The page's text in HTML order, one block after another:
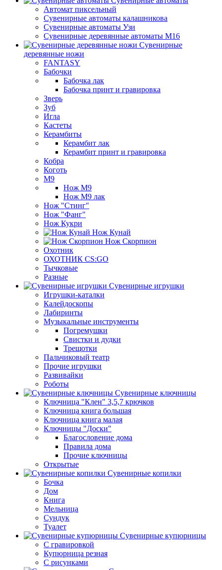
Автомат пиксельный
Сувенирные автоматы калашникова
Сувенирные автоматы Узи
Сувенирные деревянные автоматы М16
Сувенирные
деревянные ножи
FANTASY
Бабочки
Бабочка лак
Бабочка принт и гравировка
Зверь
Зуб
Игла
Кастеты
Керамбиты
Керамбит лак
Керамбит принт и гравировка
Кобра
Коготь
М9
Нож М9
Нож М9 лак
Нож "Стинг"
Нож "Фанг"
Нож Кукри
Нож Кунай
Нож Скорпион
Охотник
ОХОТНИК CS:GO
Тычковые
Разные
Сувенирные игрушки
Игрушки-каталки
Калейдоскопы
Лабиринты
Музыкальные инструменты
Погремушки
Свистки и дудки
Трещотки
Пальчиковый театр
Прочие игрушки
Развивайки
Роботы
Сувенирные ключницы
Ключница "Клен" 3,5,7 крючков
Ключница книга большая
Ключница книга малая
Ключницы "Доски"
Благословение дома
Правила дома
Прочие ключницы
Открытые
Сувенирные копилки
Бочка
Дом
Книга
Мельница
Сундук
Туалет
Сувенирные купюрницы
C гравировкой
Купюрница резная
С рисунками